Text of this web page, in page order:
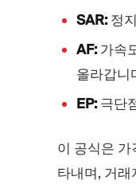
SAR:정
AF:가속
올라갑니
EP:극단
이 공식은
타내며, 거